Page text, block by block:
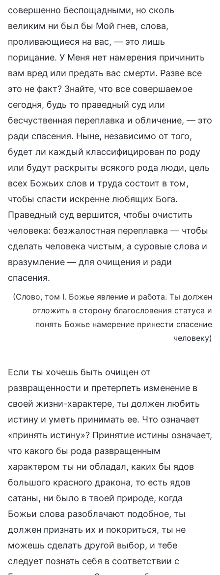
совершенно беспощадными, но сколь
великим ни был бы Мой гнев, слова,
проливающиеся на вас, — это лишь
порицание. У Меня нет намерения причинить
вам вред или предать вас смерти. Разве все
это не факт? Знайте, что все совершаемое
сегодня, будь то праведный суд или
бесчуственная переплавка и обличение, — это
ради спасения. Ныне, независимо от того,
будет ли каждый классифицирован по роду
или будут раскрыты всякого рода люди, цель
всех Божьих слов и труда состоит в том,
чтобы спасти искренне любящих Бога.
Праведный суд вершится, чтобы очистить
человека: безжалостная переплавка — чтобы
сделать человека чистым, а суровые слова и
вразумление — для очищения и ради
спасения.
(Слово, том I. Божье явление и работа. Ты должен
отложить в сторону благословения статуса и
понять Божье намерение принести спасение
человеку)
Если ты хочешь быть очищен от
развращенности и претерпеть изменение в
своей жизни-характере, ты должен любить
истину и уметь принимать ее. Что означает
«принять истину»? Принятие истины означает,
что какого бы рода развращенным
характером ты ни обладал, каких бы ядов
большого красного дракона, то есть ядов
сатаны, ни было в твоей природе, когда
Божьи слова разоблачают подобное, ты
должен признать их и покориться, ты не
можешь сделать другой выбор, и тебе
следует познать себя в соответствии с